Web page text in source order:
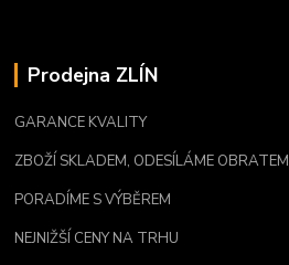
Prodejna ZLÍN
GARANCE KVALITY
ZBOŽÍ SKLADEM, ODESÍLÁME OBRATEM
PORADÍME S VÝBĚREM
NEJNIŽŠÍ CENY NA TRHU